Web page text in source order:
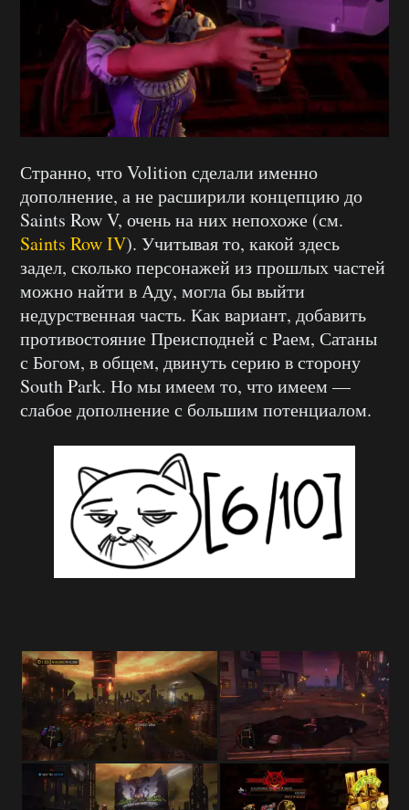
Странно, что Volition сделали именно
дополнение, а не расширили концепцию до
Saints Row V, очень на них непохоже (см.
Saints Row IV). Учитывая то, какой здесь
задел, сколько персонажей из прошлых частей
можно найти в Аду, могла бы выйти
недурственная часть. Как вариант, добавить
противостояние Преисподней с Раем, Сатаны
с Богом, в общем, двинуть серию в сторону
South Park. Но мы имеем то, что имеем —
слабое дополнение с большим потенциалом.